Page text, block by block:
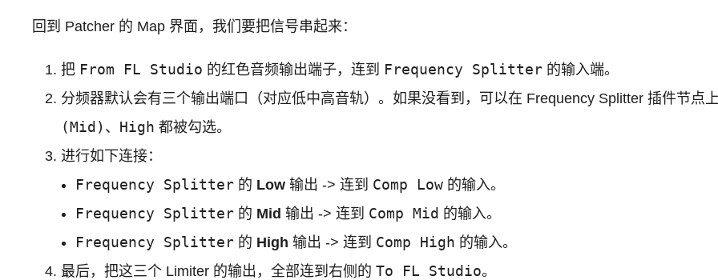
回到 Patcher 的 Map 界面，我们要把信号串起来：
把 From FL Studio 的红色音频输出端子，连到 Frequency Splitter 的输入端。
分频器默认会有三个输出端口（对应低中高音轨）。如果没看到，可以在 Frequency Splitter 插件节点
(Mid) 、 High 都被勾选。
进行如下连接：
Frequency Splitter 的 Low 输出 -> 连到 Comp Low 的输入。
Frequency Splitter 的 Mid 输出 -> 连到 Comp Mid 的输入。
Frequency Splitter 的 High 输出 -> 连到 Comp High 的输入。
最后，把这三个 Limiter 的输出，全部连到右侧的To FL Studio。